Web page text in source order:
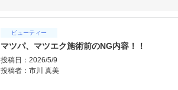
ビューティー
マツパ、マツエク施術前のNG内容！！
投稿日：2026/5/9
投稿者： 市川 真美